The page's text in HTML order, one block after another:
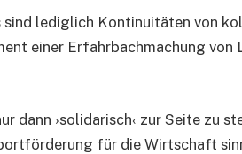
lediglich Kontinuitäten von
einer Erfahrbachmachung von
›solidarisch‹ zur Seite zu
für die Wirtschaft